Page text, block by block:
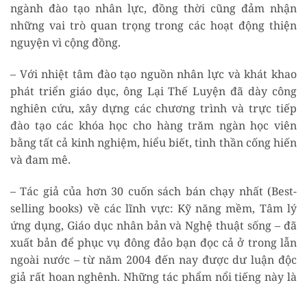
ngành đào tạo nhân lực, đồng thời cũng đảm nhận
những vai trò quan trọng trong các hoạt động thiện
nguyện vì cộng đồng.
– Với nhiệt tâm đào tạo nguồn nhân lực và khát khao
phát triển giáo dục, ông Lại Thế Luyện đã dày công
nghiên cứu, xây dựng các chương trình và trực tiếp
đào tạo các khóa học cho hàng trăm ngàn học viên
bằng tất cả kinh nghiệm, hiểu biết, tinh thần cống hiến
và đam mê.
– Tác giả của hơn 30 cuốn sách bán chạy nhất (Best-
selling books) về các lĩnh vực: Kỹ năng mềm, Tâm lý
ứng dụng, Giáo dục nhân bản và Nghệ thuật sống – đã
xuất bản để phục vụ đông đảo bạn đọc cả ở trong lẫn
ngoài nước – từ năm 2004 đến nay được dư luận độc
giả rất hoan nghênh. Những tác phẩm nổi tiếng này là